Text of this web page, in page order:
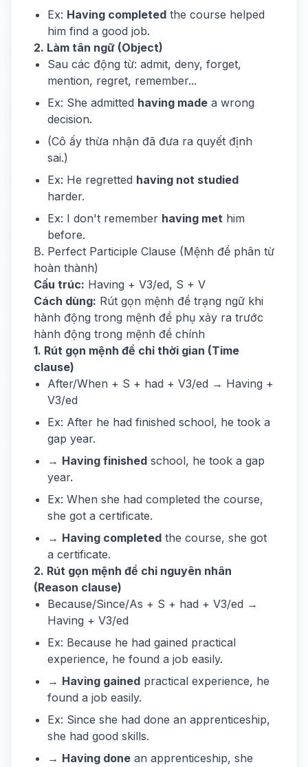
Ex: Having completed the course helped
him find a good job.
2. Làm tân ngữ (Object)
Sau các động từ: admit, deny, forget,
mention, regret, remember...
Ex: She admitted having made a wrong
decision.
(Cô ấy thừa nhận đã đưa ra quyết định
sai.)
Ex: He regretted having not studied
harder.
Ex: I don't remember having met him
before.
B. Perfect Participle Clause (Mệnh đề phân từ
hoàn thành)
Cấu trúc: Having + V3/ed, S + V
Cách dùng: Rút gọn mệnh đề trạng ngữ khi
hành động trong mệnh đề phụ xảy ra trước
hành động trong mệnh đề chính
1. Rút gọn mệnh đề chỉ thời gian (Time
clause)
After/When + S + had + V3/ed → Having +
V3/ed
Ex: After he had finished school, he took a
gap year.
→ Having finished school, he took a gap
year.
Ex: When she had completed the course,
she got a certificate.
→ Having completed the course, she got
a certificate.
2. Rút gọn mệnh đề chỉ nguyên nhân
(Reason clause)
Because/Since/As + S + had + V3/ed →
Having + V3/ed
Ex: Because he had gained practical
experience, he found a job easily.
→ Having gained practical experience, he
found a job easily.
Ex: Since she had done an apprenticeship,
she had good skills.
→ Having done an apprenticeship, she